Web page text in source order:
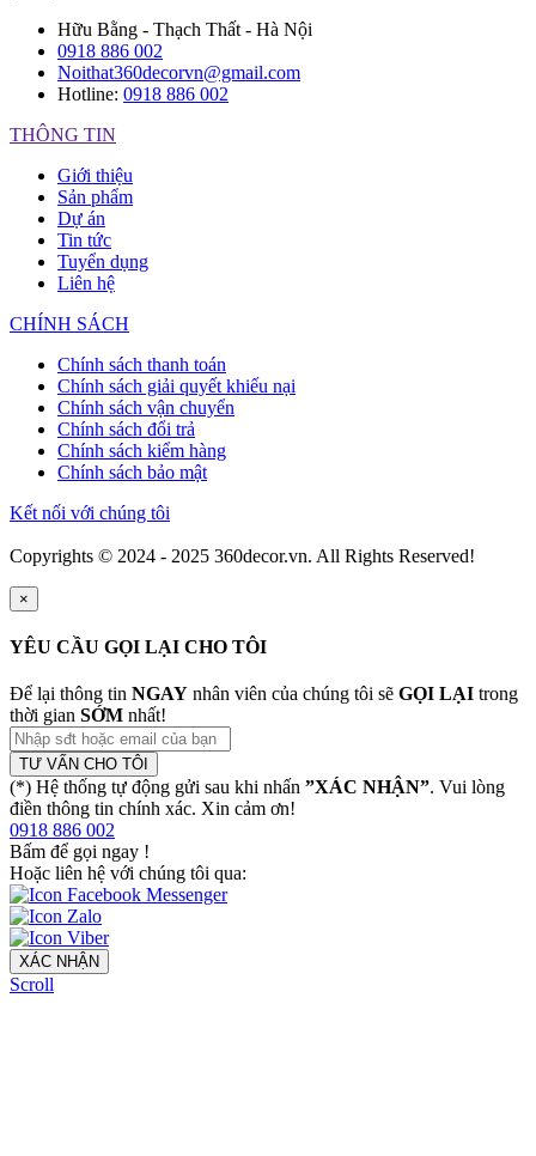
Hữu Bằng - Thạch Thất - Hà Nội
0918 886 002
Noithat360decorvn@gmail.com
Hotline: 0918 886 002
THÔNG TIN
Giới thiệu
Sản phẩm
Dự án
Tin tức
Tuyển dụng
Liên hệ
CHÍNH SÁCH
Chính sách thanh toán
Chính sách giải quyết khiếu nại
Chính sách vận chuyển
Chính sách đổi trả
Chính sách kiểm hàng
Chính sách bảo mật
Kết nối với chúng tôi
Copyrights © 2024 - 2025 360decor.vn. All Rights Reserved!
×
YÊU CẦU GỌI LẠI CHO TÔI
Để lại thông tin NGAY nhân viên của chúng tôi sẽ GỌI LẠI trong
thời gian SỚM nhất!
TƯ VẤN CHO TÔI
(*) Hệ thống tự động gửi sau khi nhấn ”XÁC NHẬN”. Vui lòng
điền thông tin chính xác. Xin cảm ơn!
0918 886 002
Bấm để gọi ngay !
Hoặc liên hệ với chúng tôi qua:
XÁC NHẬN
Scroll